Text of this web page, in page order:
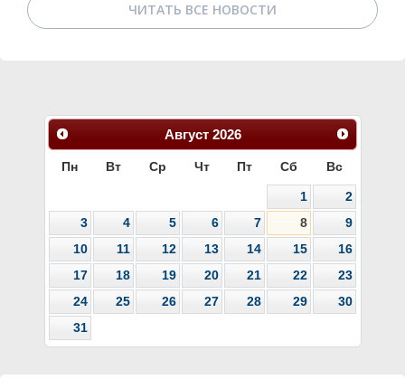
ЧИТАТЬ ВСЕ НОВОСТИ
Август 2026
Пн Вт Ср Чт Пт Сб Вс
1
2
3
4 5 6 7 8
9
10
11 12 13 14 15
16
17
18 19 20 21 22
23
24
25 26 27 28 29
30
31